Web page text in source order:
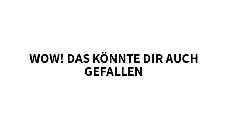
WOW! DAS KÖNNTE DIR AUCH
GEFALLEN